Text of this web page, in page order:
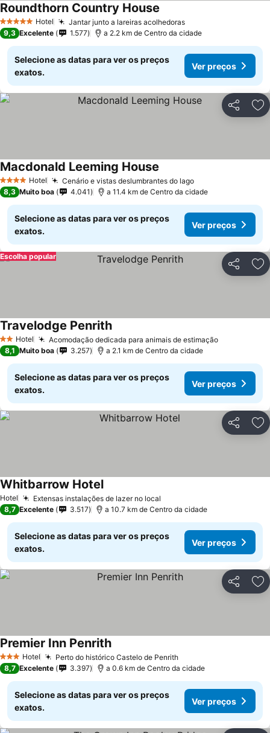
5 Estrelas Hotel Jantar junto a lareiras acolhedoras
Roundthorn Country House
9,3 Excelente 1.577 a 2.2 km de Centro da cidade
Selecione as datas para ver os preços
exatos.
Ver preços
Partilhar
4 EstrelasHotel Cenário e vistas deslumbrantes do lago
Macdonald Leeming House
8,3 Muito boa 4.041 a 11.4 km de Centro da cidade
Selecione as datas para ver os preços
exatos.
Ver preços
Partilhar
Escolha popular
2 Estrelas
Hotel Acomodação dedicada para animais de estimação
Travelodge Penrith
8,1 Muito boa 3.257 a 2.1 km de Centro da cidade
Selecione as datas para ver os preços
exatos.
Ver preços
Partilhar
Hotel Extensas instalações de lazer no local
Whitbarrow Hotel
8,7 Excelente 3.517 a 10.7 km de Centro da cidade
Selecione as datas para ver os preços
exatos.
Ver preços
Partilhar
3 EstrelasHotel Perto do histórico Castelo de Penrith
Premier Inn Penrith
8,7 Excelente 3.397 a 0.6 km de Centro da cidade
Selecione as datas para ver os preços
exatos.
Ver preços